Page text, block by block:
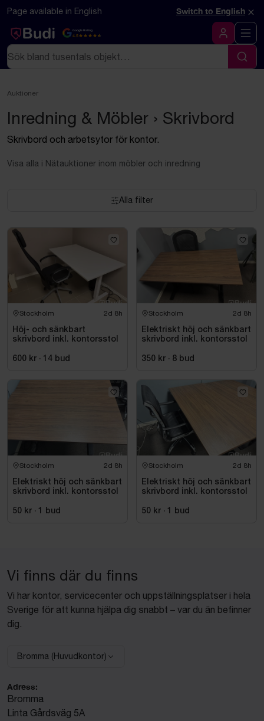
Hoppa till innehåll
Textbaserad (markdown) version av denna sida
Page available in English Switch to English ×
Google Rating
4.5
Logga in
Sök
Sök
Auktioner
Inredning & Möbler › Skrivbord
Skrivbord och arbetsytor för kontor.
Visa alla i Nätauktioner inom möbler och inredning
Alla filter
Stockholm 2d 8h
Höj- och sänkbart
skrivbord inkl. kontorsstol
600 kr · 14 bud
Stockholm 2d 8h
Elektriskt höj och sänkbart
skrivbord inkl. kontorsstol
350 kr · 8 bud
Stockholm 2d 8h
Elektriskt höj och sänkbart
skrivbord inkl. kontorsstol
50 kr · 1 bud
Stockholm 2d 8h
Elektriskt höj och sänkbart
skrivbord inkl. kontorsstol
50 kr · 1 bud
Vi finns där du finns
Vi har kontor, servicecenter och uppställningsplatser i hela
Sverige för att kunna hjälpa dig snabbt – var du än befinner
dig.
Välj anläggning:
Bromma (Huvudkontor)
Adress:
Bromma
Linta Gårdsväg 5A